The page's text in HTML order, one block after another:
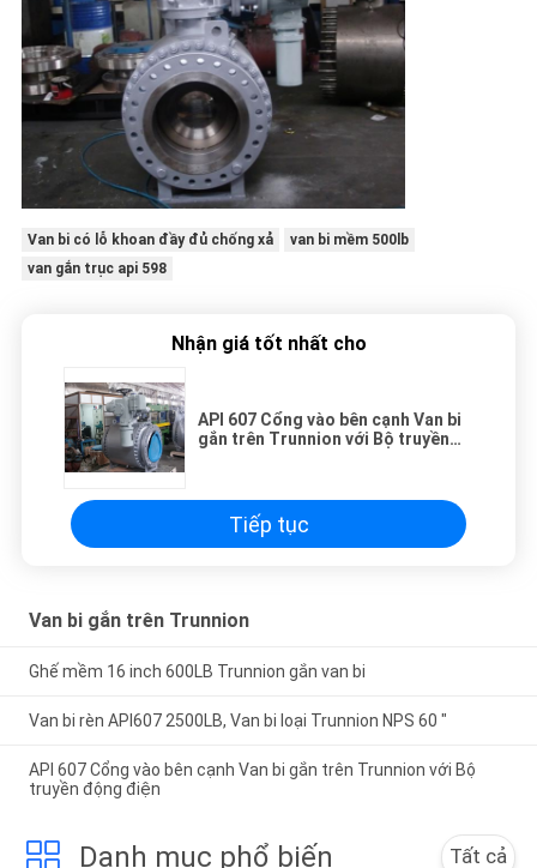
Van bi có lỗ khoan đầy đủ chống xả
van bi mềm 500lb
van gắn trục api 598
Nhận giá tốt nhất cho
API 607 ​​Cổng vào bên cạnh Van bi
gắn trên Trunnion với Bộ truyền
Tiếp tục
Van bi gắn trên Trunnion
Ghế mềm 16 inch 600LB Trunnion gắn van bi
Van bi rèn API607 2500LB, Van bi loại Trunnion NPS 60 "
API 607 ​​Cổng vào bên cạnh Van bi gắn trên Trunnion với Bộ
truyền động điện
Danh mục phổ biến Tất cả